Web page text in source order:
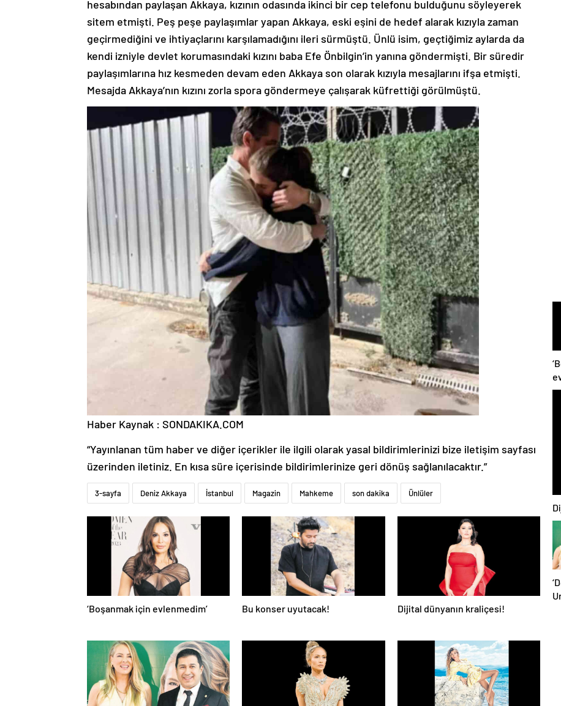
hesabından paylaşan Akkaya, kızının odasında ikinci bir cep telefonu bulduğunu söyleyerek
sitem etmişti. Peş peşe paylaşımlar yapan Akkaya, eski eşini de hedef alarak kızıyla zaman
geçirmediğini ve ihtiyaçlarını karşılamadığını ileri sürmüştü. Ünlü isim, geçtiğimiz aylarda da
kendi izniyle devlet korumasındaki kızını baba Efe Önbilgin’in yanına göndermişti. Bir süredir
paylaşımlarına hız kesmeden devam eden Akkaya son olarak kızıyla mesajlarını ifşa etmişti.
Mesajda Akkaya’nın kızını zorla spora göndermeye çalışarak küfrettiği görülmüştü.
Haber Kaynak : SONDAKIKA.COM
“Yayınlanan tüm haber ve diğer içerikler ile ilgili olarak yasal bildirimlerinizi bize iletişim sayfası
üzerinden iletiniz. En kısa süre içerisinde bildirimlerinize geri dönüş sağlanılacaktır.”
3-sayfa Deniz Akkaya İstanbul Magazin Mahkeme son dakika Ünlüler
‘Boşanmak için evlenmedim’ Bu konser uyutacak! Dijital dünyanın kraliçesi!